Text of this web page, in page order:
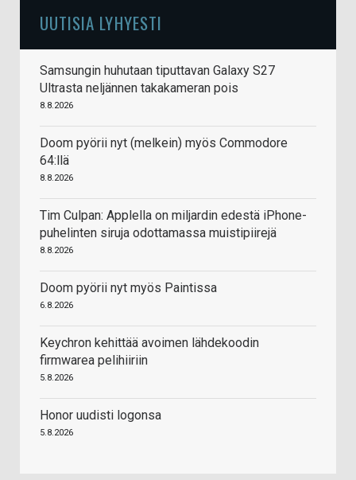
UUTISIA LYHYESTI
Samsungin huhutaan tiputtavan Galaxy S27
Ultrasta neljännen takakameran pois
8.8.2026
Doom pyörii nyt (melkein) myös Commodore
64:llä
8.8.2026
Tim Culpan: Applella on miljardin edestä iPhone-
puhelinten siruja odottamassa muistipiirejä
8.8.2026
Doom pyörii nyt myös Paintissa
6.8.2026
Keychron kehittää avoimen lähdekoodin
firmwarea pelihiiriin
5.8.2026
Honor uudisti logonsa
5.8.2026